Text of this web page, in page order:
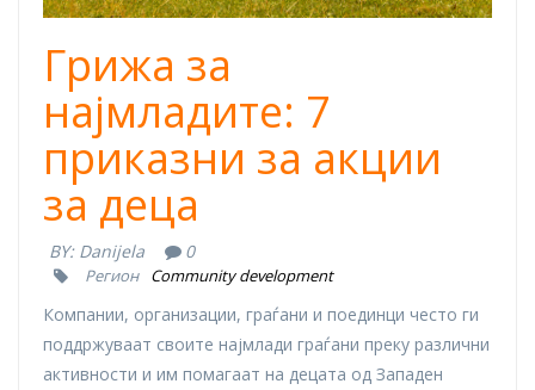
Грижа за
најмладите: 7
приказни за акции
за деца
BY: Danijela 0
Регион Community development
Компании, организации, граѓани и поединци често ги
поддржуваат своите најмлади граѓани преку различни
активности и им помагаат на децата од Западен